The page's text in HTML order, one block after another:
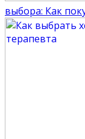
выбора: Как